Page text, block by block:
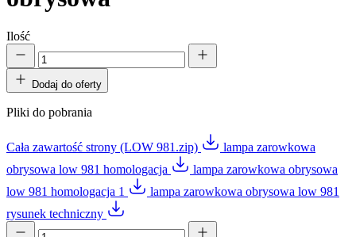
Ilość
Dodaj do oferty
Pliki do pobrania
Cała zawartość strony (LOW 981.zip)
lampa zarowkowa
obrysowa low 981 homologacja
lampa zarowkowa obrysowa
low 981 homologacja 1
lampa zarowkowa obrysowa low 981
rysunek techniczny